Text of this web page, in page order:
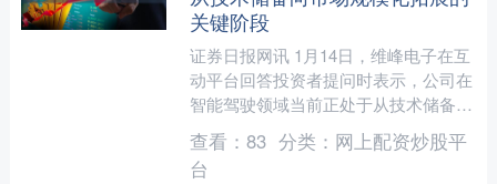
关键阶段
证券日报网讯 1月14日，维峰电子在互
动平台回答投资者提问时表示，公司在
智能驾驶领域当前正处于从技术储备向
市场规模化拓展的关键阶段。公司凭借
全链条自主开发的车规....
查看： 83 分类： 网上配资炒股平
台